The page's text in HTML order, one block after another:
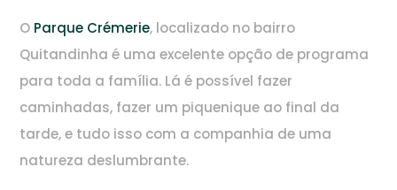
O Parque Crémerie, localizado no bairro
Quitandinha é uma excelente opção de programa
para toda a família. Lá é possível fazer
caminhadas, fazer um piquenique ao final da
tarde, e tudo isso com a companhia de uma
natureza deslumbrante.